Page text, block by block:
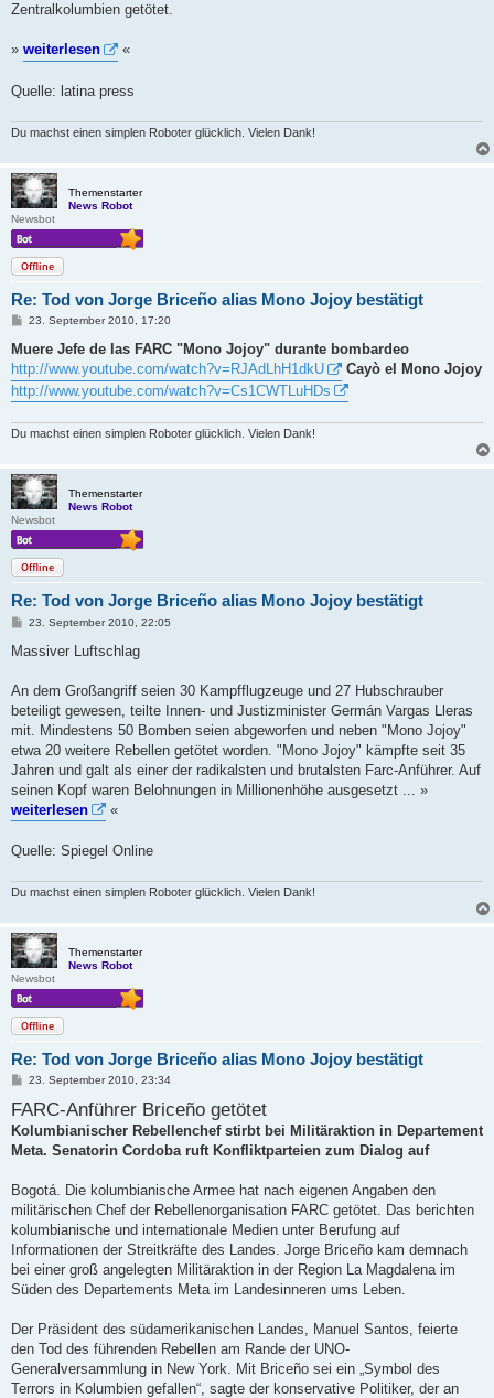
Zentralkolumbien getötet.
» weiterlesen «
Quelle: latina press
Du machst einen simplen Roboter glücklich. Vielen Dank!
Themenstarter
News Robot
Newsbot
Offline
Re: Tod von Jorge Briceño alias Mono Jojoy bestätigt
B
i
r
a
g
23. September 2010, 17:20
Muere Jefe de las FARC "Mono Jojoy" durante bombardeo
http://www.youtube.com/watch?v=RJAdLhH1dkU
Cayò el Mono Jojoy
http://www.youtube.com/watch?v=Cs1CWTLuHDs
Du machst einen simplen Roboter glücklich. Vielen Dank!
Themenstarter
News Robot
Newsbot
Offline
Re: Tod von Jorge Briceño alias Mono Jojoy bestätigt
B
i
a
23. September 2010, 22:05
Massiver Luftschlag
An dem Großangriff seien 30 Kampfflugzeuge und 27 Hubschrauber
beteiligt gewesen, teilte Innen- und Justizminister Germán Vargas Lleras
mit. Mindestens 50 Bomben seien abgeworfen und neben "Mono Jojoy"
etwa 20 weitere Rebellen getötet worden. "Mono Jojoy" kämpfte seit 35
Jahren und galt als einer der radikalsten und brutalsten Farc-Anführer. Auf
seinen Kopf waren Belohnungen in Millionenhöhe ausgesetzt ... »
weiterlesen
«
Quelle: Spiegel Online
Du machst einen simplen Roboter glücklich. Vielen Dank!
Themenstarter
News Robot
Newsbot
Offline
Re: Tod von Jorge Briceño alias Mono Jojoy bestätigt
B
i
t
r
a
g
23. September 2010, 23:34
FARC-Anführer Briceño getötet
Kolumbianischer Rebellenchef stirbt bei Militäraktion in Departement
Meta. Senatorin Cordoba ruft Konfliktparteien zum Dialog auf
Bogotá. Die kolumbianische Armee hat nach eigenen Angaben den
militärischen Chef der Rebellenorganisation FARC getötet. Das berichten
kolumbianische und internationale Medien unter Berufung auf
Informationen der Streitkräfte des Landes. Jorge Briceño kam demnach
bei einer groß angelegten Militäraktion in der Region La Magdalena im
Süden des Departements Meta im Landesinneren ums Leben.
Der Präsident des südamerikanischen Landes, Manuel Santos, feierte
den Tod des führenden Rebellen am Rande der UNO-
Generalversammlung in New York. Mit Briceño sei ein „Symbol des
Terrors in Kolumbien gefallen“, sagte der konservative Politiker, der an